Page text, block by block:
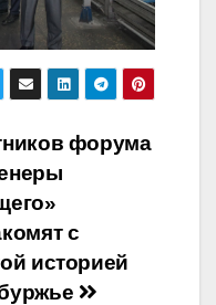
форума
с
историей